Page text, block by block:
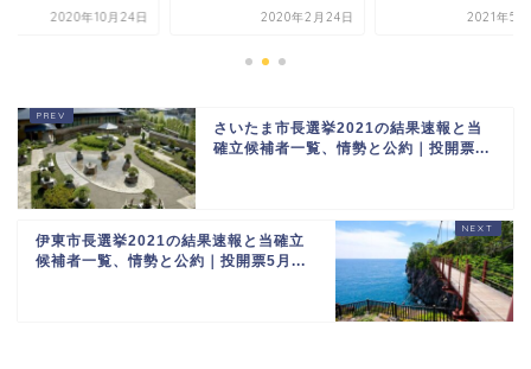
2020年10月24日 2020年2月24日 2021年5
さいたま市長選挙2021の結果速報と当
確立候補者一覧、情勢と公約｜投開票...
伊東市長選挙2021の結果速報と当確立
候補者一覧、情勢と公約｜投開票5月...